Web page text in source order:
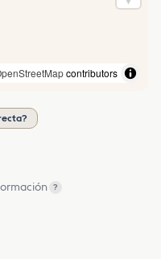
contributors
?